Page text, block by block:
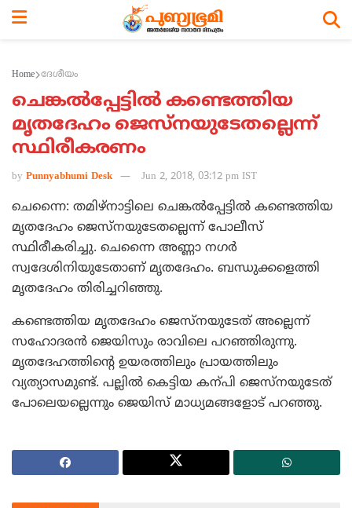
Home ദേശീയം
ചെങ്കല്‍പ്പേട്ടില്‍ കണ്ടെത്തിയ
മൃതദേഹം ജെസ്‌നയുടേതല്ലെന്ന്
സ്ഥിരീകരണം
by Punnyabhumi Desk Jun 2, 2018, 03:12 pm IST
ചെന്നൈ: തമിഴ്‌നാട്ടിലെ ചെങ്കല്‍പ്പേട്ടില്‍ കണ്ടെത്തിയ
മൃതദേഹം ജെസ്‌നയുടേതല്ലെന്ന് പോലീസ്
സ്ഥിരീകരിച്ചു. ചെന്നൈ അണ്ണാ നഗര്‍
സ്വദേശിനിയുടേതാണ് മൃതദേഹം. ബന്ധുക്കളെത്തി
മൃതദേഹം തിരിച്ചറിഞ്ഞു.
കണ്ടെത്തിയ മൃതദേഹം ജെസ്‌നയുടേത് അല്ലെന്ന്
സഹോദരന്‍ ജെയിസും രാവിലെ പറഞ്ഞിരുന്നു.
മൃതദേഹത്തിന്റെ ഉയരത്തിലും പ്രായത്തിലും
വ്യത്യാസമുണ്ട്. പല്ലില്‍ കെട്ടിയ കന്പി ജെസ്‌നയുടേത്
പോലെയല്ലെന്നും ജെയിസ് മാധ്യമങ്ങളോട് പറഞ്ഞു.